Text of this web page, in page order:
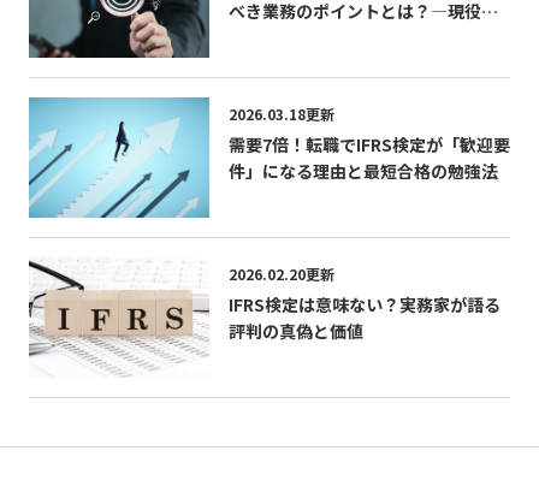
べき業務のポイントとは？―現役内
2026.03.18更新
需要7倍！転職でIFRS検定が「歓迎要
件」になる理由と最短合格の勉強法
2026.02.20更新
IFRS検定は意味ない？実務家が語る
評判の真偽と価値